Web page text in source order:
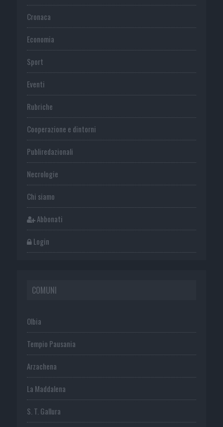
Cronaca
Economia
Sport
Eventi
Rubriche
Cooperazione e dintorni
Publiredazionali
Necrologie
Chi siamo
Abbonati
Login
COMUNI
Olbia
Tempio Pausania
Arzachena
La Maddalena
S. T. Gallura